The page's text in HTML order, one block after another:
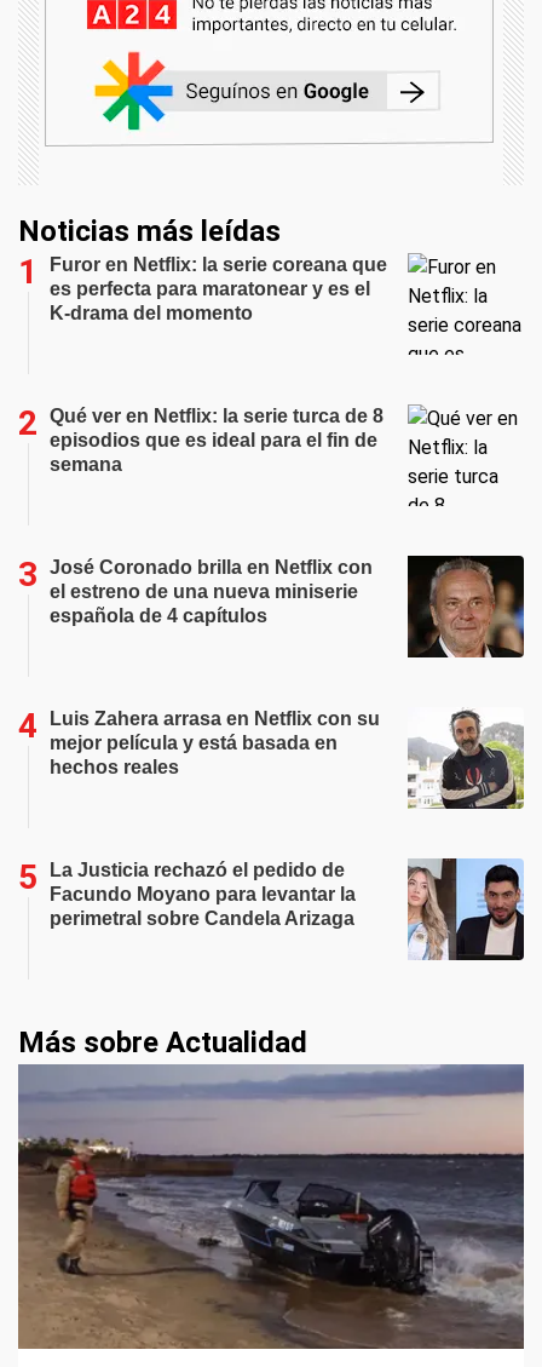
Noticias más leídas
Furor en Netflix: la serie coreana que
es perfecta para maratonear y es el
K-drama del momento
Qué ver en Netflix: la serie turca de 8
episodios que es ideal para el fin de
semana
José Coronado brilla en Netflix con
el estreno de una nueva miniserie
española de 4 capítulos
Luis Zahera arrasa en Netflix con su
mejor película y está basada en
hechos reales
La Justicia rechazó el pedido de
Facundo Moyano para levantar la
perimetral sobre Candela Arizaga
Más sobre Actualidad